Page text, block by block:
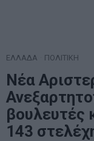
ΕΛΛΑΔΑ ΠΟΛΙΤΙΚΗ
Νέα
βουλευτές
143